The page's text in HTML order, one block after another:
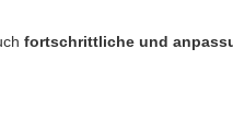
fortschrittliche und